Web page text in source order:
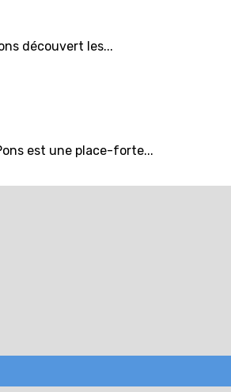
découvert les...
est une place-forte...